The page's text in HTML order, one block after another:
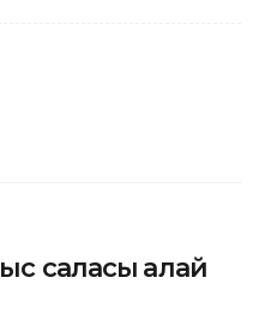
саласы қалай